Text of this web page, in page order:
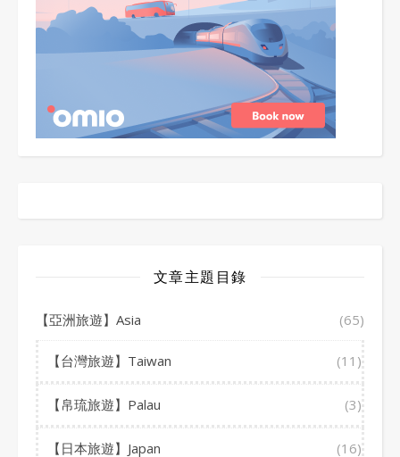
文章主題目錄
【亞洲旅遊】Asia (65)
【台灣旅遊】Taiwan (11)
【帛琉旅遊】Palau (3)
【日本旅遊】Japan (16)